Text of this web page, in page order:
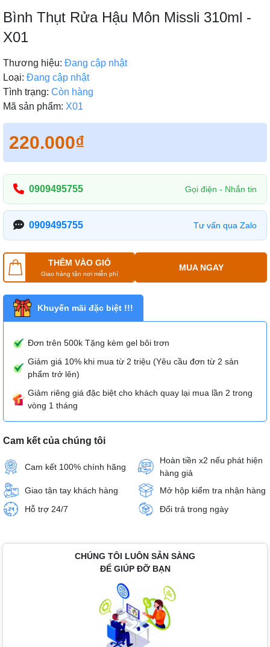
Bình Thụt Rửa Hậu Môn Missli 310ml -
X01
Thương hiệu: Đang cập nhật
Loại: Đang cập nhật
Tình trạng: Còn hàng
Mã sản phẩm: X01
220.000₫
0909495755 Gọi điện - Nhắn tin
0909495755 Tư vấn qua Zalo
THÊM VÀO GIỎ
Giao hàng tận nơi miễn phí
MUA NGAY
Khuyến mãi đặc biệt !!!
Đơn trên 500k Tặng kèm gel bôi trơn
Giảm giá 10% khi mua từ 2 triệu (Yêu cầu đơn từ 2 sản
phẩm trở lên)
Giảm riêng giá đặc biệt cho khách quay lại mua lần 2 trong
vòng 1 tháng
Cam kết của chúng tôi
Cam kết 100% chính hãng
Hoàn tiền x2 nếu phát hiện
hàng giả
Giao tận tay khách hàng
Mở hộp kiểm tra nhận hàng
Hỗ trợ 24/7
Đổi trả trong ngày
CHÚNG TÔI LUÔN SẴN SÀNG
ĐỂ GIÚP ĐỠ BẠN